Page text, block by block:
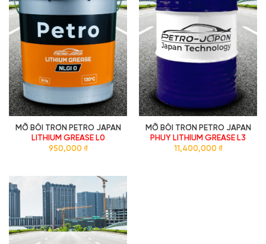
MỠ BÔI TRƠN PETRO JAPAN
LITHIUM GREASE L0
950,000 ₫
MỠ BÔI TRƠN PETRO JAPAN
PHUY LITHIUM GREASE L3
11,400,000 ₫